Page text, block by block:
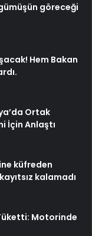
göreceği
Hem Bakan
Ortak
İçin Anlaştı
küfreden
kalamadı
Motorinde